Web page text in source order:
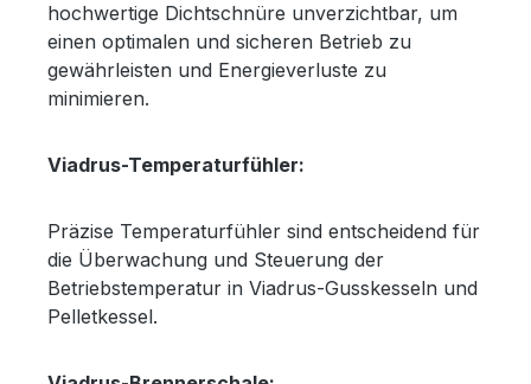
hochwertige Dichtschnüre unverzichtbar, um
einen optimalen und sicheren Betrieb zu
gewährleisten und Energieverluste zu
minimieren.
Viadrus-Temperaturfühler:
Präzise Temperaturfühler sind entscheidend für
die Überwachung und Steuerung der
Betriebstemperatur in Viadrus-Gusskesseln und
Pelletkessel.